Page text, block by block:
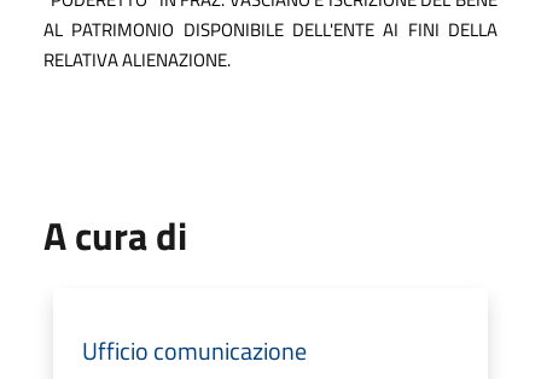
AL PATRIMONIO DISPONIBILE DELL'ENTE AI FINI DELLA
RELATIVA ALIENAZIONE.
A cura di
Ufficio comunicazione